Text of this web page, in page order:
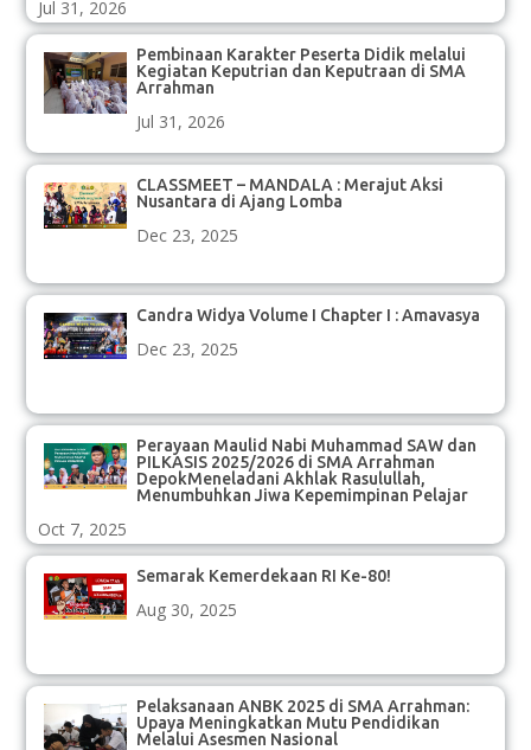
Jul 31, 2026
Pembinaan Karakter Peserta Didik melalui
Kegiatan Keputrian dan Keputraan di SMA
Arrahman
Jul 31, 2026
CLASSMEET – MANDALA : Merajut Aksi
Nusantara di Ajang Lomba
Dec 23, 2025
Candra Widya Volume I Chapter I : Amavasya
Dec 23, 2025
Perayaan Maulid Nabi Muhammad SAW dan
PILKASIS 2025/2026 di SMA Arrahman
DepokMeneladani Akhlak Rasulullah,
Menumbuhkan Jiwa Kepemimpinan Pelajar
Oct 7, 2025
Semarak Kemerdekaan RI Ke-80!
Aug 30, 2025
Pelaksanaan ANBK 2025 di SMA Arrahman:
Upaya Meningkatkan Mutu Pendidikan
Melalui Asesmen Nasional